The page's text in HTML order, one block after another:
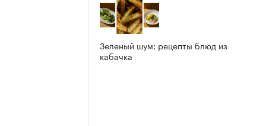
Зеленый шум: рецепты блюд из
кабачка